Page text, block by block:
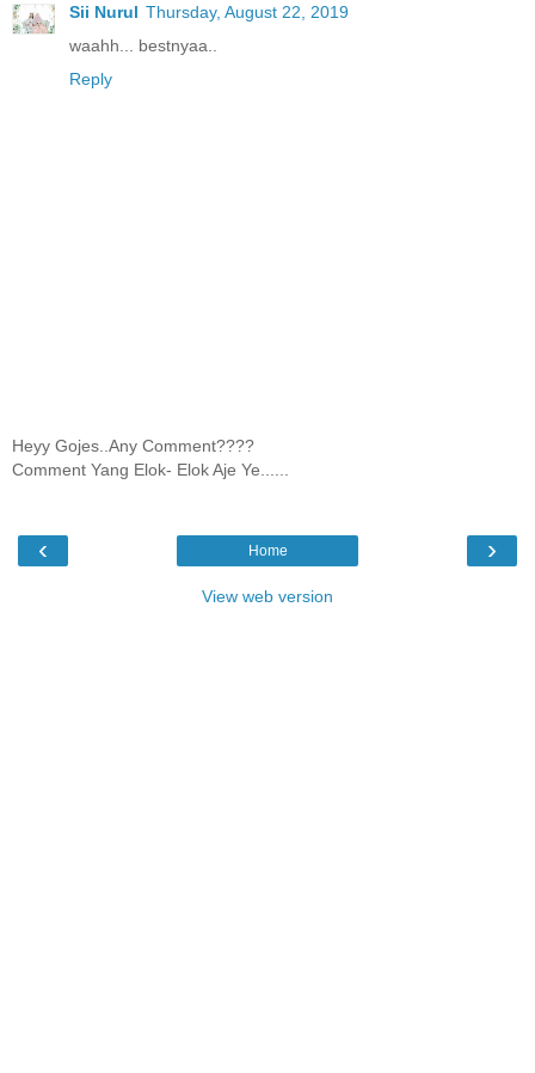
Sii Nurul Thursday, August 22, 2019
waahh... bestnyaa..
Reply
Heyy Gojes..Any Comment????
Comment Yang Elok- Elok Aje Ye......
‹ ›
Home
View web version